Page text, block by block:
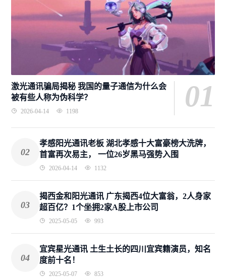
激光通讯骗局揭秘 我国的量子通信为什么会
被有些人称为伪科学？
2026-04-14 1198 01
02
孝感阳光通讯老板 湖北孝感十大富豪榜大洗牌，
首富再次易主， 一位26岁黑马强势入围
2026-04-14 1132
03
揭西金和阳光通讯 广东揭西4位大富翁，2人身家
超百亿？1个坐拥2家A股上市公司
2025-05-05 993
04
宜宾星光通讯 土生土长的四川宜宾籍演员，知名
度前十名！
2025-05-07 853